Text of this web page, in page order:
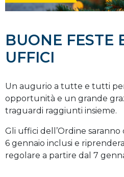
BUONE FESTE
UFFICI
Un augurio a tutte e tutti
opportunità e un grande
traguardi raggiunti insieme.
Gli uffici dell’Ordine saranno
6 gennaio inclusi e
regolare a partire dal 7